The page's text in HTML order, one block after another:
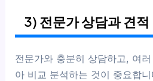
3) 전문가 상담과 견
전문가와 충분히 상담하고, 여
아 비교 분석하는 것이 중요합